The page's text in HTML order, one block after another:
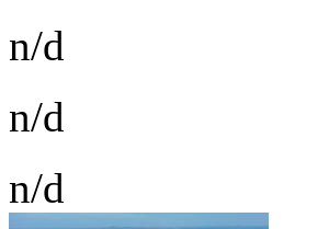
n/d
n/d
n/d